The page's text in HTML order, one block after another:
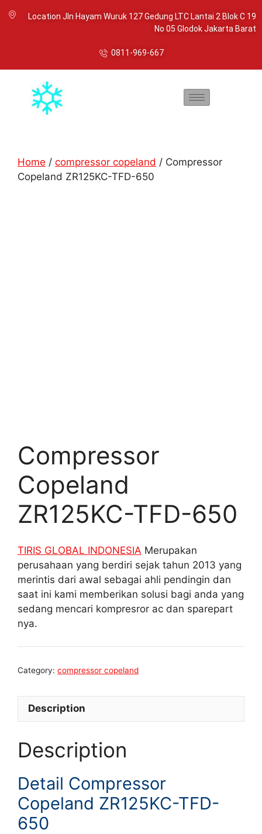
Location Jln Hayam Wuruk 127 Gedung LTC Lantai 2 Blok C 19
No 05 Glodok Jakarta Barat
0811-969-667
Home / compressor copeland / Compressor
Copeland ZR125KC-TFD-650
Compressor
Copeland
ZR125KC-TFD-650
TIRIS GLOBAL INDONESIA Merupakan
perusahaan yang berdiri sejak tahun 2013 yang
merintis dari awal sebagai ahli pendingin dan
saat ini kami memberikan solusi bagi anda yang
sedang mencari kompresror ac dan sparepart
nya.
Category: compressor copeland
Description
Description
Detail Compressor
Copeland ZR125KC-TFD-
650